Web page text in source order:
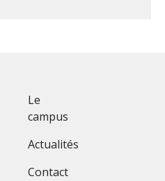
Footer 2
Le
campus
Actualités
Contact